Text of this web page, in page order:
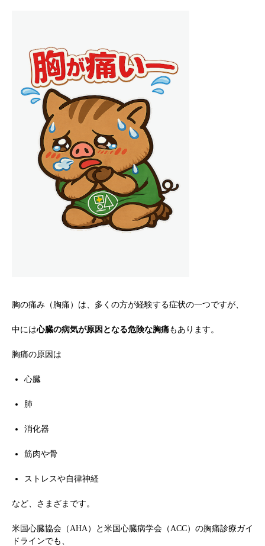
胸の痛み（胸痛）は、多くの方が経験する症状の一つですが、
中には心臓の病気が原因となる危険な胸痛もあります。
胸痛の原因は
心臓
肺
消化器
筋肉や骨
ストレスや自律神経
など、さまざまです。
米国心臓協会（AHA）と米国心臓病学会（ACC）の胸痛診療ガイ
ドラインでも、